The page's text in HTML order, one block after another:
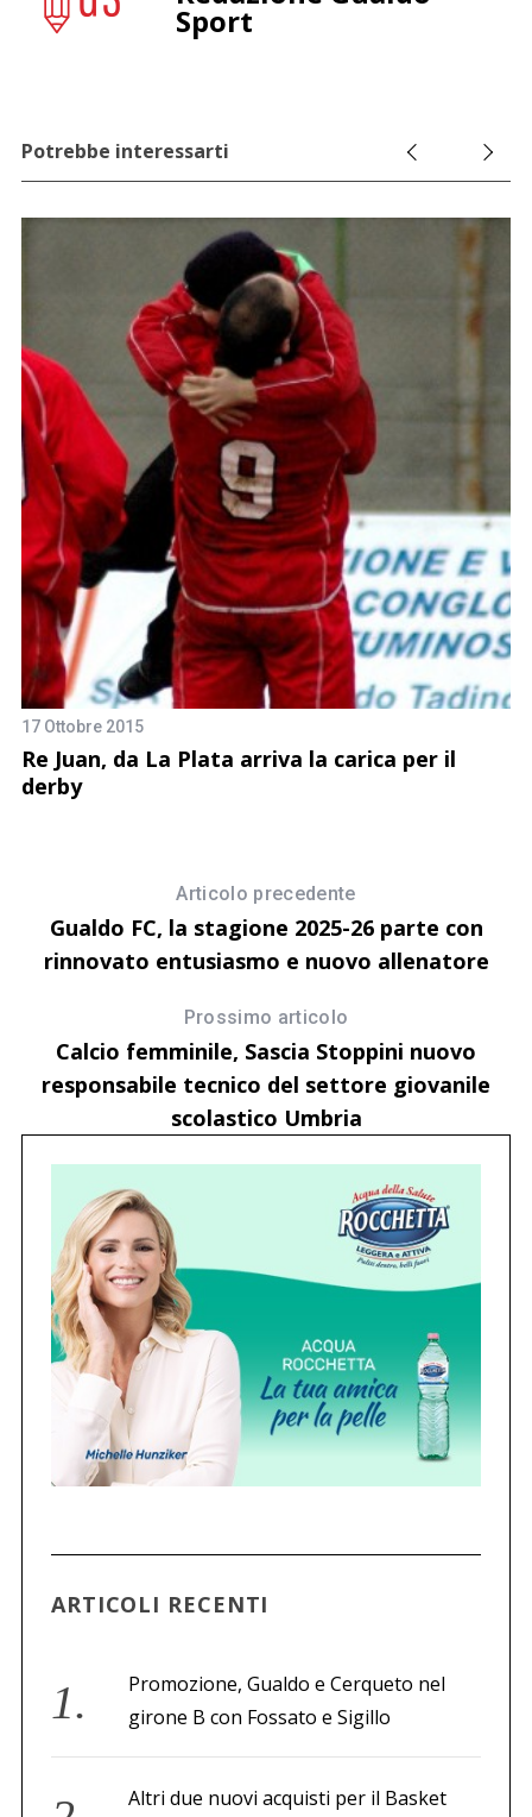
Sport
Potrebbe interessarti
17 Ottobre 2015
Re Juan, da La Plata arriva la carica per il
derby
Articolo precedente
Gualdo FC, la stagione 2025-26 parte con
rinnovato entusiasmo e nuovo allenatore
Prossimo articolo
Calcio femminile, Sascia Stoppini nuovo
responsabile tecnico del settore giovanile
scolastico Umbria
ARTICOLI RECENTI
Promozione, Gualdo e Cerqueto nel
girone B con Fossato e Sigillo
Altri due nuovi acquisti per il Basket